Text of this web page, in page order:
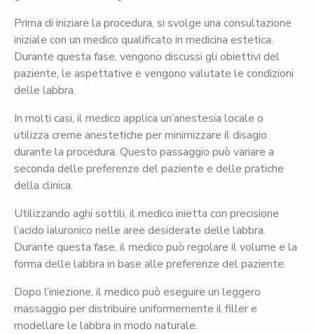
Prima di iniziare la procedura, si svolge una consultazione
iniziale con un medico qualificato in medicina estetica.
Durante questa fase, vengono discussi gli obiettivi del
paziente, le aspettative e vengono valutate le condizioni
delle labbra.
In molti casi, il medico applica un’anestesia locale o
utilizza creme anestetiche per minimizzare il disagio
durante la procedura. Questo passaggio può variare a
seconda delle preferenze del paziente e delle pratiche
della clinica.
Utilizzando aghi sottili, il medico inietta con precisione
l’acido ialuronico nelle aree desiderate delle labbra.
Durante questa fase, il medico può regolare il volume e la
forma delle labbra in base alle preferenze del paziente.
Dopo l’iniezione, il medico può eseguire un leggero
massaggio per distribuire uniformemente il filler e
modellare le labbra in modo naturale.